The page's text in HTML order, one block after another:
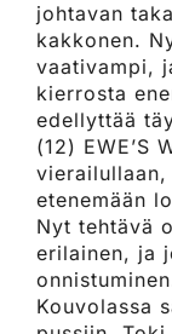
johtavan
kakkonen.
vaativampi,
kierrosta
edellyttää
(12) EWE’S
etenemään
Nyt tehtävä
erilainen, ja
Kouvolassa